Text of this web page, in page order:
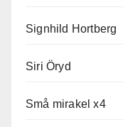
Signhild Hortberg
Siri Öryd
Små mirakel x4